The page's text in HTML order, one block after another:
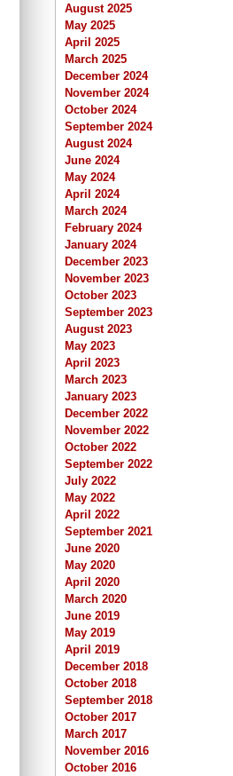
August 2025
May 2025
April 2025
March 2025
December 2024
November 2024
October 2024
September 2024
August 2024
June 2024
May 2024
April 2024
March 2024
February 2024
January 2024
December 2023
November 2023
October 2023
September 2023
August 2023
May 2023
April 2023
March 2023
January 2023
December 2022
November 2022
October 2022
September 2022
July 2022
May 2022
April 2022
September 2021
June 2020
May 2020
April 2020
March 2020
June 2019
May 2019
April 2019
December 2018
October 2018
September 2018
October 2017
March 2017
November 2016
October 2016